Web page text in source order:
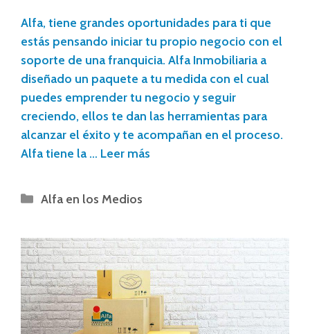
Alfa, tiene grandes oportunidades para ti que
estás pensando iniciar tu propio negocio con el
soporte de una franquicia. Alfa Inmobiliaria a
diseñado un paquete a tu medida con el cual
puedes emprender tu negocio y seguir
creciendo, ellos te dan las herramientas para
alcanzar el éxito y te acompañan en el proceso.
Alfa tiene la … Leer más
Alfa en los Medios